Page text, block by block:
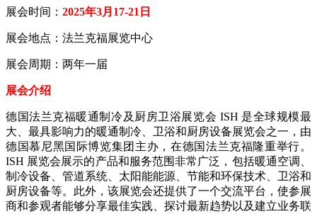
展会时间： 2025年3月17-21日
展会地点：法兰克福展览中心
展会周期：两年一届
展会介绍
德国法兰克福暖通制冷及厨房卫浴展览会 ISH 是全球规模最
大、最具影响力的暖通制冷、卫浴和厨房设备展览会之一，由
德国慕尼黑国际博览集团主办，在德国法兰克福隆重举行。
ISH 展览会展示的产品和服务范围非常广泛，包括暖通空调、
制冷设备、管道系统、太阳能能源、节能和环保技术、卫浴和
厨房设备等。此外，该展览会还提供了一个交流平台，使参展
商和参观者能够分享最佳实践、探讨最新趋势以及建立业务联